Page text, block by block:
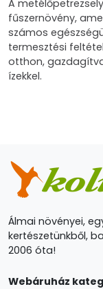
A
fűszernövény,
számos
termesztési
otthon,
ízekkel.
Álmai növényei,
kertészetünkből,
2006 óta!
Webáruház